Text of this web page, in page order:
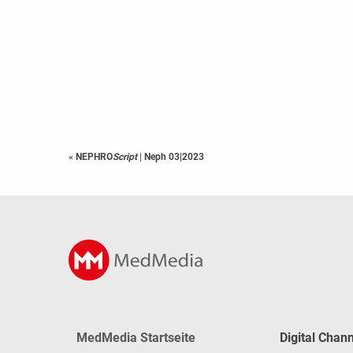
« NEPHROScript Neph 03|2023
MedMedia Startseite
Digital